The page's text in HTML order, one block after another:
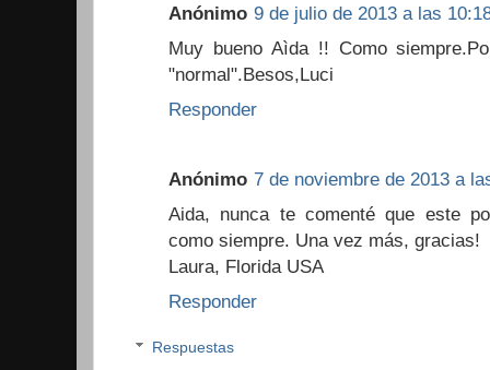
Anónimo 9 de julio de 2013 a las
Muy bueno Aìda !! Como
"normal".Besos,Luci
Responder
Anónimo 7 de noviembre de 2013 a
Aida, nunca te comenté que este
como siempre. Una vez más, gracias!
Laura, Florida USA
Responder
Respuestas